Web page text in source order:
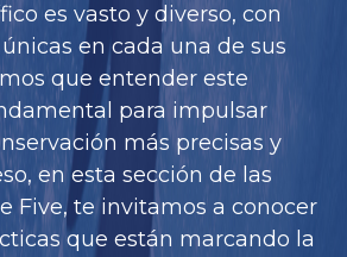
es vasto y diverso, con
en cada una de sus
que entender este
para impulsar
más precisas y
en esta sección de las
Five, te invitamos a conocer
que están marcando la